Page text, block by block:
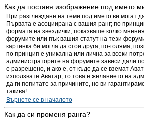
Как да поставя изображение под името
При разглеждане на теми под името ви могат
Първата е асоциирана с вашия ранг; по
формата на звездички, показваше колко
форумите или пък вашия статут на тези
картинка би могла да стои друга, по-голяма,
по принцип е уникална или лична за всеки
администраторите на форумите зависи дали
е разрешено, и ако е, от къде да се вземат
използвате Аватар, то това е желанието на
да ги попитате за причините, но ви
такива!
Върнете се в началото
Как да си променя ранга?